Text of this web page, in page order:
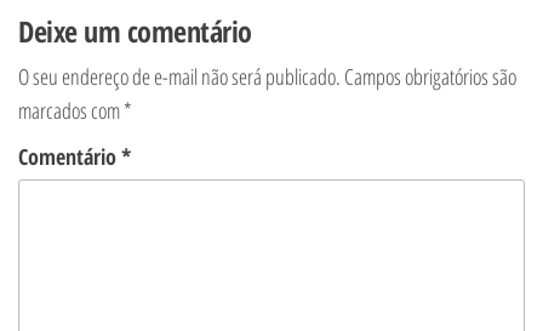
Deixe um comentário
O seu endereço de e-mail não será publicado. Campos obrigatórios são
marcados com*
Comentário*